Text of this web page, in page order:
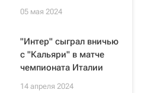
05 мая 2024
"Интер" сыграл вничью
с "Кальяри" в матче
чемпионата Италии
14 апреля 2024